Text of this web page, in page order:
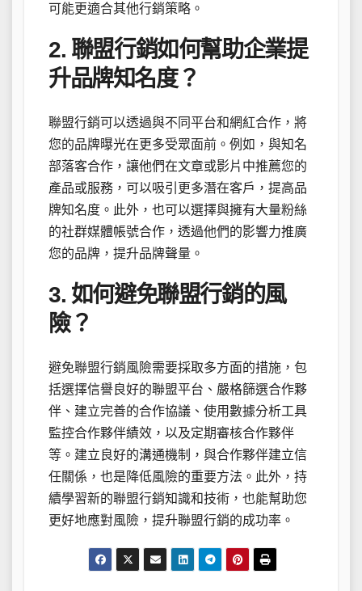
可能更適合其他行銷策略。
2. 聯盟行銷如何幫助企業提
升品牌知名度？
聯盟行銷可以透過與不同平台和網紅合作，將
您的品牌曝光在更多受眾面前。例如，與知名
部落客合作，讓他們在文章或影片中推薦您的
產品或服務，可以吸引更多潛在客戶，提高品
牌知名度。此外，也可以選擇與擁有大量粉絲
的社群媒體帳號合作，透過他們的影響力推廣
您的品牌，提升品牌聲量。
3. 如何避免聯盟行銷的風
險？
避免聯盟行銷風險需要採取多方面的措施，包
括選擇信譽良好的聯盟平台、嚴格篩選合作夥
伴、建立完善的合作協議、使用數據分析工具
監控合作夥伴績效，以及定期審核合作夥伴
等。建立良好的溝通機制，與合作夥伴建立信
任關係，也是降低風險的重要方法。此外，持
續學習新的聯盟行銷知識和技術，也能幫助您
更好地應對風險，提升聯盟行銷的成功率。